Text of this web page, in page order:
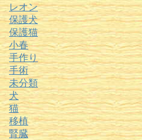
レオン
保護犬
保護猫
小春
手作り
手術
未分類
犬
猫
移植
腎臓